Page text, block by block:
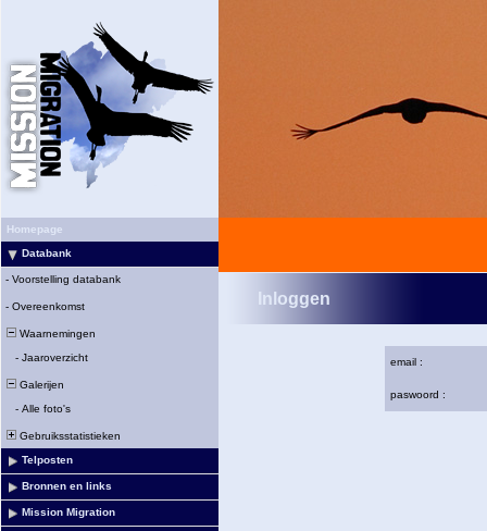
Homepage
Databank
- Voorstelling databank
- Overeenkomst
Waarnemingen
- Jaaroverzicht
Galerijen
- Alle foto's
Gebruiksstatistieken
Telposten
Bronnen en links
Mission Migration
Inloggen
email :
paswoord :